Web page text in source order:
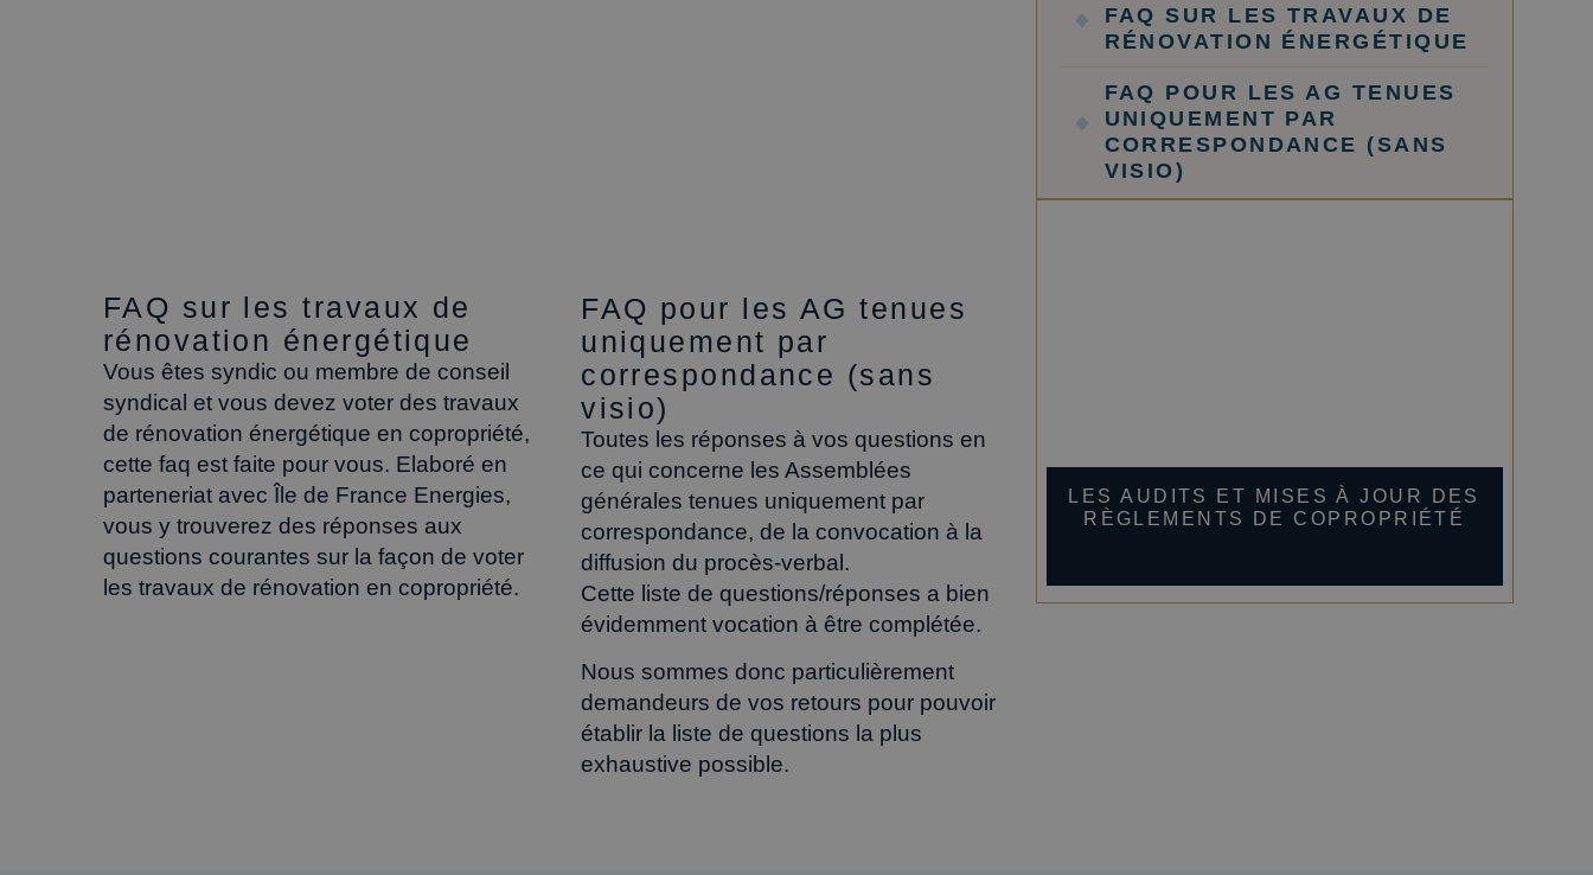
FAQ sur les travaux de
rénovation énergétique
Vous êtes syndic ou membre de conseil
syndical et vous devez voter des travaux
de rénovation énergétique en copropriété,
cette faq est faite pour vous. Elaboré en
parteneriat avec Île de France Energies,
vous y trouverez des réponses aux
questions courantes sur la façon de voter
les travaux de rénovation en copropriété.
FAQ pour les AG tenues
uniquement par
correspondance (sans
visio)
Toutes les réponses à vos questions en
ce qui concerne les Assemblées
générales tenues uniquement par
correspondance, de la convocation à la
diffusion du procès-verbal.
Cette liste de questions/réponses a bien
évidemment vocation à être complétée.
Nous sommes donc particulièrement
demandeurs de vos retours pour pouvoir
établir la liste de questions la plus
exhaustive possible.
FAQ SUR LES TRAVAUX DE
RÉNOVATION ÉNERGÉTIQUE
FAQ POUR LES AG TENUES
UNIQUEMENT PAR
CORRESPONDANCE (SANS
VISIO)
LES AUDITS ET MISES À JOUR DES
RÈGLEMENTS DE COPROPRIÉTÉ